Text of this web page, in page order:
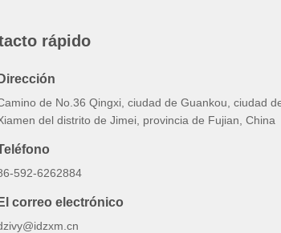
rápido
Dirección
de No.36 Qingxi, ciudad de Guankou, ciudad
del distrito de Jimei, provincia de Fujian, China
592-6262884
El correo electrónico